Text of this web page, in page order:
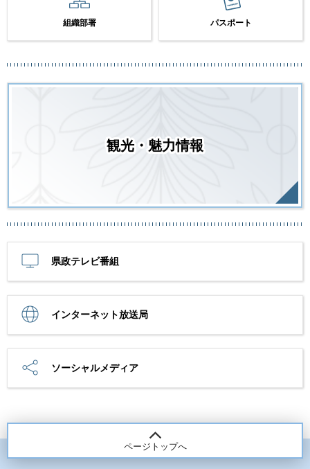
組織部署 パスポート
観光・魅力情報
県政テレビ番組
インターネット放送局
ソーシャルメディア
ページトップへ